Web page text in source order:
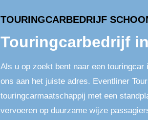
TOURINGCARBEDRIJF
Touringcarbedrijf
Als u op zoekt bent naar een touringcar
ons aan het juiste adres. Eventliner
touringcarmaatschappij met een
vervoeren op duurzame wijze